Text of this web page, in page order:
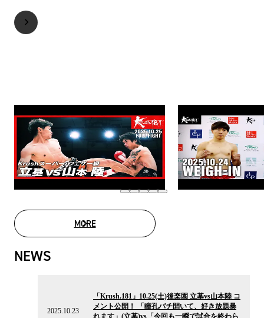
MOREMOVIE LIST
NEWS
2025.10.23
「Krush.181」10.25(土)後楽園 立基vs山本陸 コ
メント公開！ 「瞳孔バチ開いて、好き放題暴
れます」(立基)vs「今回も一瞬で試合を終わら